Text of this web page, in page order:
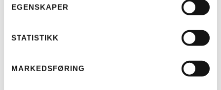
EGENSKAPER
STATISTIKK
MARKEDSFØRING
(H)
KR4.499